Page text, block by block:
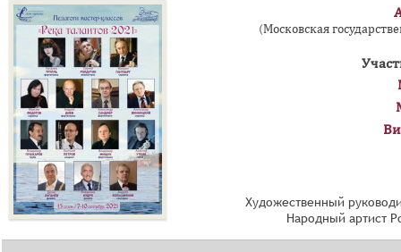
(Московская
Художественный
Народный артист